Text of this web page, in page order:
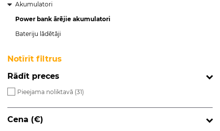
Akumulatori
Power bank ārējie akumulatori
Bateriju lādētāji
Notīrīt filtrus
Rādīt preces
Pieejama noliktavā (31)
Cena (€)